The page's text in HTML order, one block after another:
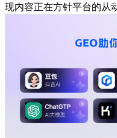
现内容正在方针平台的从